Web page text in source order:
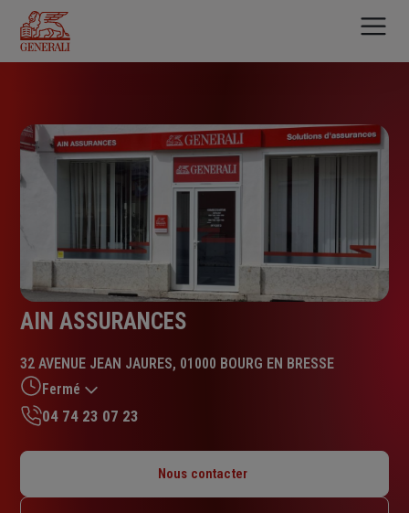
contenu
principal
AIN ASSURANCES
32 AVENUE JEAN JAURES, 01000 BOURG EN BRESSE
Fermé
Mardi : 09h – 12h / 14h – 18h
04 74 23 07 23
Nous contacter